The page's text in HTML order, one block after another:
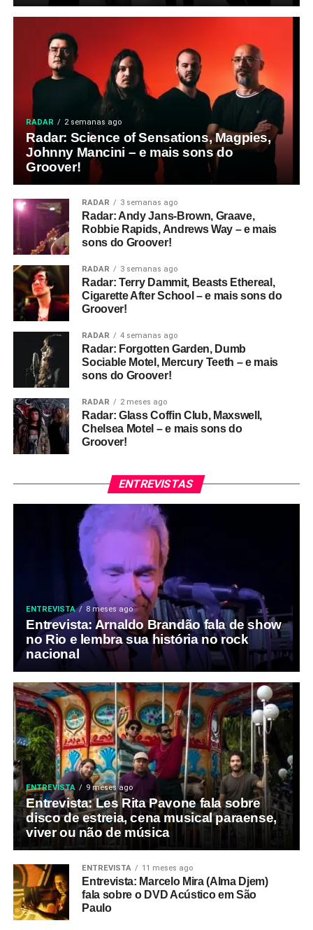
RADAR 2 semanas ago
Radar: Science of Sensations, Magpies,
Johnny Mancini – e mais sons do
Groover!
RADAR 3 semanas ago
Radar: Andy Jans-Brown, Graave,
Robbie Rapids, Andrews Way – e mais
sons do Groover!
RADAR 3 semanas ago
Radar: Terry Dammit, Beasts Ethereal,
Cigarette After School – e mais sons do
Groover!
RADAR 4 semanas ago
Radar: Forgotten Garden, Dumb
Sociable Motel, Mercury Teeth – e mais
sons do Groover!
RADAR 2 meses ago
Radar: Glass Coffin Club, Maxswell,
Chelsea Motel – e mais sons do
Groover!
ENTREVISTAS
ENTREVISTA 8 meses ago
Entrevista: Arnaldo Brandão fala de show
no Rio e lembra sua história no rock
nacional
ENTREVISTA 9 meses ago
Entrevista: Les Rita Pavone fala sobre
disco de estreia, cena musical paraense,
viver ou não de música
ENTREVISTA 11 meses ago
Entrevista: Marcelo Mira (Alma Djem)
fala sobre o DVD Acústico em São
Paulo